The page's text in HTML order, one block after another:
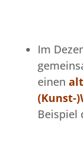
Im
einen
(Kunst-
Beispiel